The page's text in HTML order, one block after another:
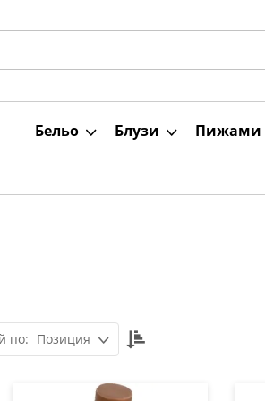
Бельо Блузи Пижами
Позиция
Настрой